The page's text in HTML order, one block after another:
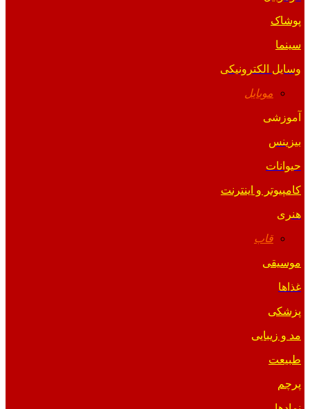
پوشاک
سینما
وسایل الکترونیکی
موبایل
آموزشی
بیزینس
حیوانات
کامپیوتر و اینترنت
هنری
قاب
موسیقی
غذاها
پزشکی
مد و زیبایی
طبیعت
پرچم